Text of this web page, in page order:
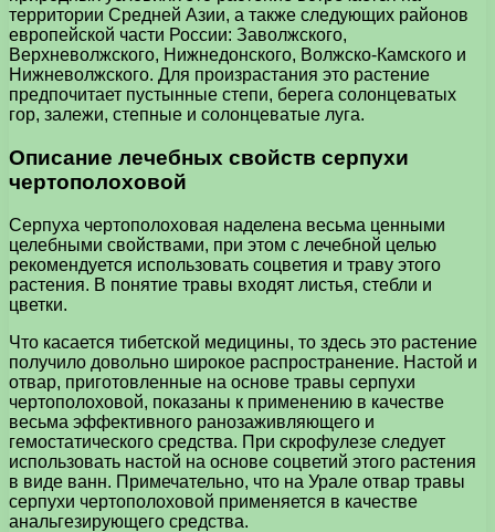
территории Средней Азии, а также следующих районов
европейской части России: Заволжского,
Верхневолжского, Нижнедонского, Волжско-Камского и
Нижневолжского. Для произрастания это растение
предпочитает пустынные степи, берега солонцеватых
гор, залежи, степные и солонцеватые луга.
Описание лечебных свойств серпухи
чертополоховой
Серпуха чертополоховая наделена весьма ценными
целебными свойствами, при этом с лечебной целью
рекомендуется использовать соцветия и траву этого
растения. В понятие травы входят листья, стебли и
цветки.
Что касается тибетской медицины, то здесь это растение
получило довольно широкое распространение. Настой и
отвар, приготовленные на основе травы серпухи
чертополоховой, показаны к применению в качестве
весьма эффективного ранозаживляющего и
гемостатического средства. При скрофулезе следует
использовать настой на основе соцветий этого растения
в виде ванн. Примечательно, что на Урале отвар травы
серпухи чертополоховой применяется в качестве
анальгезирующего средства.